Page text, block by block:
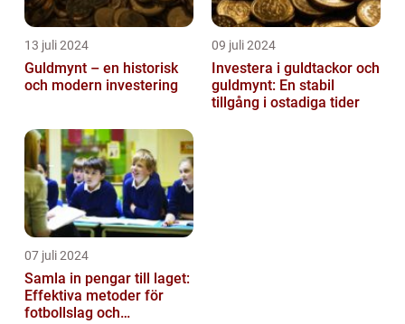
13 juli 2024
Guldmynt – en historisk
och modern investering
09 juli 2024
Investera i guldtackor och
guldmynt: En stabil
tillgång i ostadiga tider
07 juli 2024
Samla in pengar till laget:
Effektiva metoder för
fotbollslag och